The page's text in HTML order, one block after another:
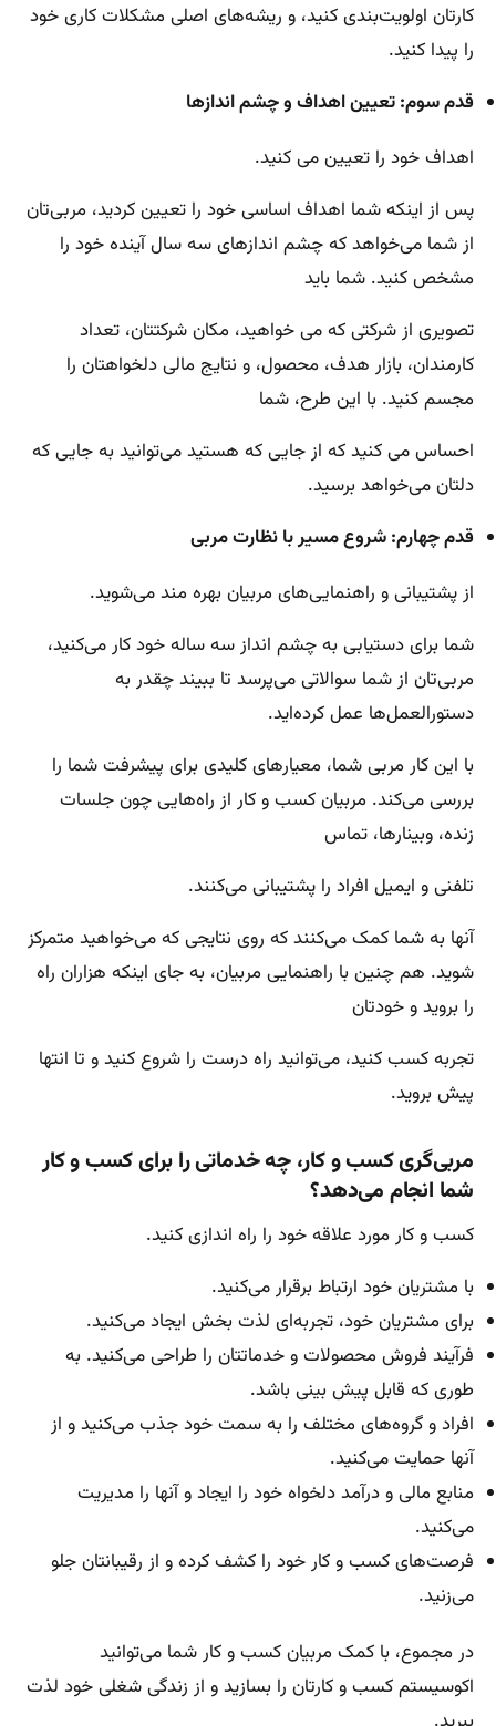
کارتان اولویت‌بندی کنید، و ریشه‌های اصلی مشکلات کاری خود
را پیدا کنید.
قدم سوم: تعیین اهداف و چشم انداز‌ها
اهداف خود را تعیین می کنید.
پس از اینکه شما اهداف اساسی خود را تعیین کردید، مربی‌تان
از شما می‌خواهد که چشم اندازهای سه سال آینده خود را
مشخص کنید. شما باید
تصویری از شرکتی که می خواهید، مکان شرکتتان، تعداد
کارمندان، بازار هدف، محصول، و نتایج مالی دلخواهتان را
مجسم کنید. با این طرح، شما
احساس می کنید که از جایی که هستید می‌توانید به جایی که
دلتان می‌خواهد برسید.
قدم چهارم: شروع مسیر با نظارت مربی
از پشتیبانی و راهنمایی‌های مربیان بهره مند می‌شوید.
شما برای دستیابی به چشم انداز سه ساله خود کار می‌کنید،
مربی‌تان از شما سوالاتی می‌پرسد تا ببیند چقدر به
دستورالعمل‌ها عمل کرده‌اید.
با این کار مربی شما، معیارهای کلیدی برای پیشرفت شما را
بررسی می‌کند. مربیان کسب و کار از راه‌هایی چون جلسات
زنده، وبینارها، تماس
تلفنی و ایمیل افراد را پشتیبانی می‌کنند.
آنها به شما کمک می‌کنند که روی نتایجی که می‌خواهید متمرکز
شوید. هم چنین با راهنمایی مربیان، به جای اینکه هزاران راه
را بروید و خودتان
تجربه کسب کنید، می‌توانید راه درست را شروع کنید و تا انتها
پیش بروید.
مربی‌گری کسب و کار، چه خدماتی را برای کسب و کار
شما انجام می‌دهد؟
کسب و کار مورد علاقه خود را راه اندازی کنید.
با مشتریان خود ارتباط برقرار می‌کنید.
برای مشتریان خود، تجربه‌ای لذت بخش ایجاد می‌کنید.
فرآیند فروش محصولات و خدماتتان را طراحی می‌کنید. به
طوری که قابل پیش بینی باشد.
افراد و گروه‌های مختلف را به سمت خود جذب می‌کنید و از
آنها حمایت می‌کنید.
منابع مالی و درآمد دلخواه خود را ایجاد و آنها را مدیریت
می‌کنید.
فرصت‌های کسب و کار خود را کشف کرده و از رقیبانتان جلو
می‌زنید.
در مجموع، با کمک مربیان کسب و کار شما می‌توانید
اکوسیستم کسب و کارتان را بسازید و از زندگی شغلی خود لذت